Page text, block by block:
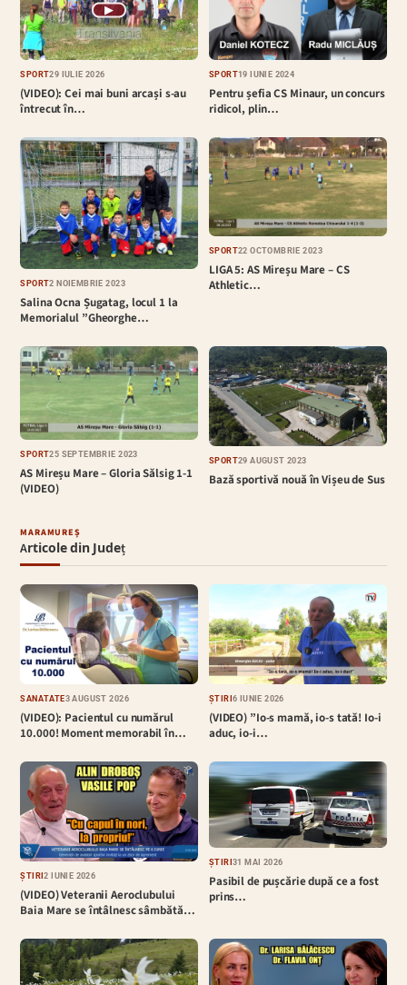
▶
SPORT29 IULIE 2026
(VIDEO): Cei mai buni arcași s-au
întrecut în…
SPORT19 IUNIE 2024
Pentru șefia CS Minaur, un concurs
ridicol, plin…
SPORT2 NOIEMBRIE 2023
Salina Ocna Șugatag, locul 1 la
Memorialul ”Gheorghe…
SPORT22 OCTOMBRIE 2023
LIGA 5: AS Mireșu Mare – CS
Athletic…
SPORT25 SEPTEMBRIE 2023
AS Mireșu Mare – Gloria Sălsig 1-1
(VIDEO)
SPORT29 AUGUST 2023
Bază sportivă nouă în Vișeu de Sus
MARAMUREȘ
Articole din Județ
SĂNĂTATE3 AUGUST 2026
(VIDEO): Pacientul cu numărul
10.000! Moment memorabil în…
ȘTIRI6 IUNIE 2026
(VIDEO) ”Io-s mamă, io-s tată! Io-i
aduc, io-i…
ȘTIRI2 IUNIE 2026
(VIDEO) Veteranii Aeroclubului
Baia Mare se întâlnesc sâmbătă…
ȘTIRI31 MAI 2026
Pasibil de pușcărie după ce a fost
prins…